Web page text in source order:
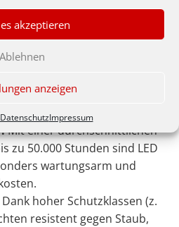
akzeptieren
Ablehnen
anzeigen
DatenschutzImpressum
Technologie reduziert den
im Vergleich zu
LED Linear-Leuchten
Mit einer durchschnittlichen
zu 50.000 Stunden sind LED
wartungsarm und
Dank hoher Schutzklassen (z.
resistent gegen Staub,